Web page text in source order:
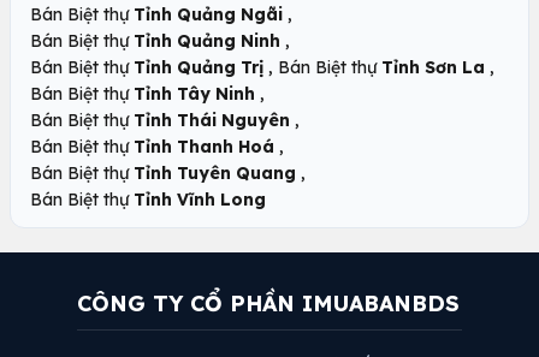
Bán Biệt thự Tỉnh Quảng Ngãi ,
Bán Biệt thự Tỉnh Quảng Ninh ,
Bán Biệt thự Tỉnh Quảng Trị , Bán Biệt thự Tỉnh Sơn La ,
Bán Biệt thự Tỉnh Tây Ninh ,
Bán Biệt thự Tỉnh Thái Nguyên ,
Bán Biệt thự Tỉnh Thanh Hoá ,
Bán Biệt thự Tỉnh Tuyên Quang ,
Bán Biệt thự Tỉnh Vĩnh Long
CÔNG TY CỔ PHẦN IMUABANBDS